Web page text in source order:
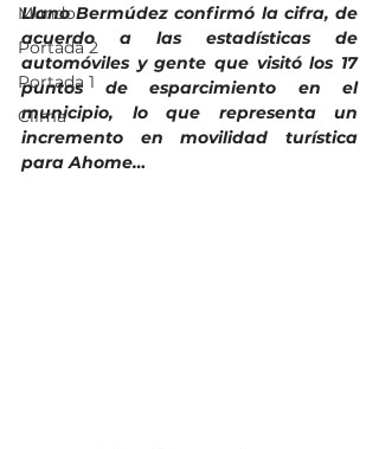
Mundo
Portada 2
Portada 1
Clima
Llano Bermúdez confirmó la cifra, de
acuerdo a las estadísticas de
automóviles y gente que visitó los 17
puntos de esparcimiento en el
municipio, lo que representa un
incremento en movilidad turística
para Ahome…